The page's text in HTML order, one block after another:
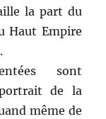
la part du
Haut Empire
sont
de la
même de